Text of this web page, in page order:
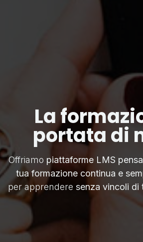
La
portata di
Offriamo piattaforme LMS
tua formazione continua e
per apprendere senza vincoli di